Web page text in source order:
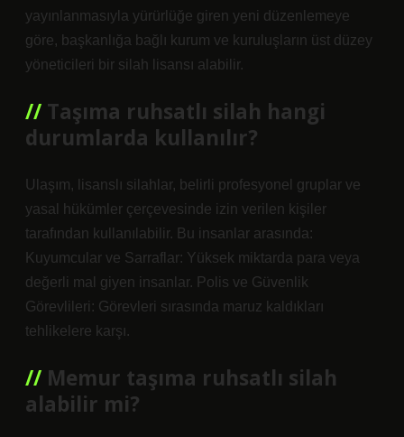
yayınlanmasıyla yürürlüğe giren yeni düzenlemeye
göre, başkanlığa bağlı kurum ve kuruluşların üst düzey
yöneticileri bir silah lisansı alabilir.
Taşıma ruhsatlı silah hangi
durumlarda kullanılır?
Ulaşım, lisanslı silahlar, belirli profesyonel gruplar ve
yasal hükümler çerçevesinde izin verilen kişiler
tarafından kullanılabilir. Bu insanlar arasında:
Kuyumcular ve Sarraflar: Yüksek miktarda para veya
değerli mal giyen insanlar. Polis ve Güvenlik
Görevlileri: Görevleri sırasında maruz kaldıkları
tehlikelere karşı.
Memur taşıma ruhsatlı silah
alabilir mi?